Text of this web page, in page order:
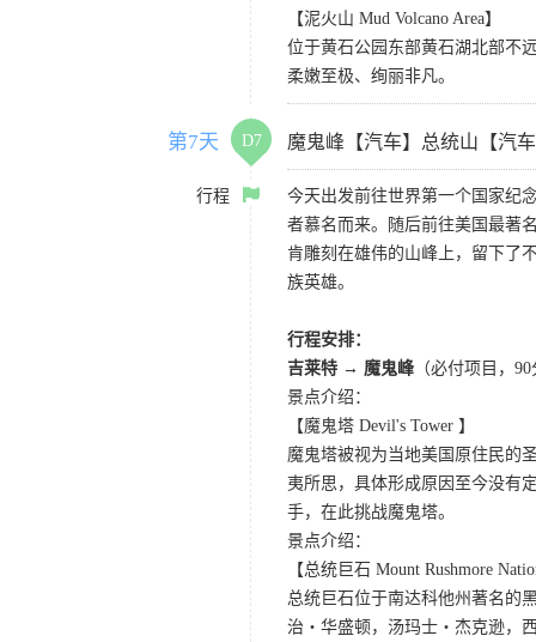
【泥火山 Mud Volcano Area】
位于黄石公园东部黄石湖北部不
柔嫩至极、绚丽非凡。
第7天 D7 魔鬼峰【汽车】总统山【汽
行程
今天出发前往世界第一个国家纪
者慕名而来。随后前往美国最著
肯雕刻在雄伟的山峰上，留下了
族英雄。
行程安排：
吉莱特 → 魔鬼峰 （必付项目，
景点介绍：
【魔鬼塔 Devil's Tower 】
魔鬼塔被视为当地美国原住民的
夷所思，具体形成原因至今没有
手，在此挑战魔鬼塔。
景点介绍：
【总统巨石 Mount Rushmore
总统巨石位于南达科他州著名的
治・华盛顿，汤玛士・杰克逊，